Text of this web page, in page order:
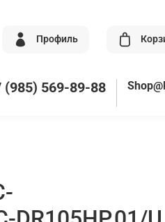
Профиль
(985) 569-89-88